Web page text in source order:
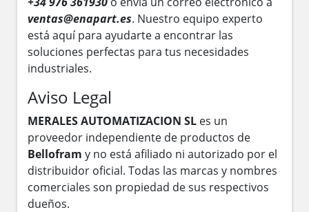
ventas@enapart.es. Nuestro equipo experto
está aquí para ayudarte a encontrar las
soluciones perfectas para tus necesidades
industriales.
Aviso Legal
MERALES AUTOMATIZACION SL es un
proveedor independiente de productos de
Bellofram y no está afiliado ni autorizado por el
distribuidor oficial. Todas las marcas y nombres
comerciales son propiedad de sus respectivos
dueños.